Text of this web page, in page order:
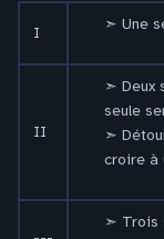
I Une
II
Deux
seule
croire à
Trois